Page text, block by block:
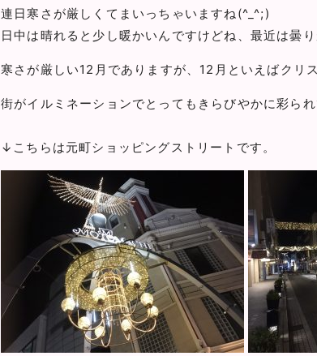
連日寒さが厳しくてまいっちゃいますね(^_^;)
日中は晴れると少し暖かいんですけどね、最近は曇
寒さが厳しい12月でありますが、12月といえばクリ
街がイルミネーションでとってもきらびやかに彩ら
↓こちらは元町ショッピングストリートです。